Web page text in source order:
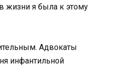
жизни я была к этому
Адвокаты
инфантильной